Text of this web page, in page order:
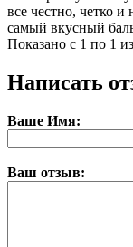
все честно, четко и
самый вкусный
Показано с 1 по 1
Написать
Ваше Имя:
Ваш отзыв: